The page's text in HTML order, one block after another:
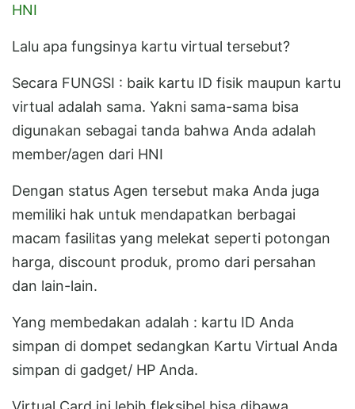
HNI
Lalu apa fungsinya kartu virtual tersebut?
Secara FUNGSI : baik kartu ID fisik maupun kartu
virtual adalah sama. Yakni sama-sama bisa
digunakan sebagai tanda bahwa Anda adalah
member/agen dari HNI
Dengan status Agen tersebut maka Anda juga
memiliki hak untuk mendapatkan berbagai
macam fasilitas yang melekat seperti potongan
harga, discount produk, promo dari persahan
dan lain-lain.
Yang membedakan adalah : kartu ID Anda
simpan di dompet sedangkan Kartu Virtual Anda
simpan di gadget/ HP Anda.